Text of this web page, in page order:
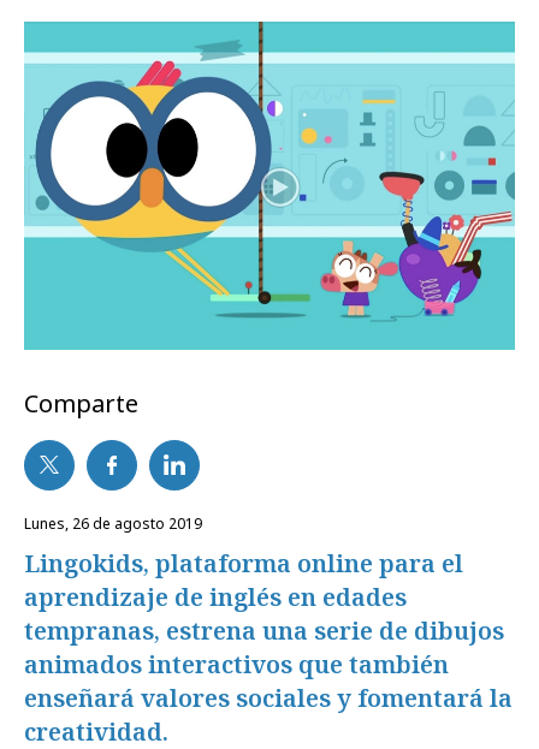
Comparte
lunes, 26 de agosto 2019
Lingokids, plataforma online para el
aprendizaje de inglés en edades
tempranas, estrena una serie de dibujos
animados interactivos que también
enseñará valores sociales y fomentará la
creatividad.